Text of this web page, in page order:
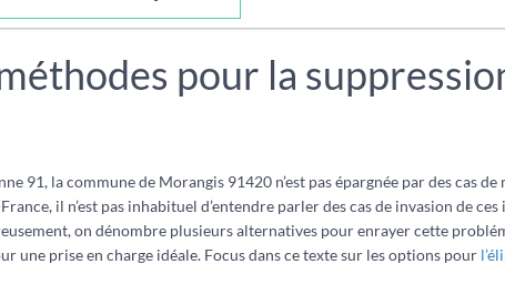
pour la
91, la commune de Morangis 91420 n’est pas épargnée par des
il n’est pas inhabituel d’entendre parler des cas de invasion de
on dénombre plusieurs alternatives pour enrayer cette
une prise en charge idéale. Focus dans ce texte sur les options pour